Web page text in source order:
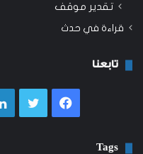
تقدير موقف
قراءة في حدث
تابعنا
فيسبوكتويتر
Tags